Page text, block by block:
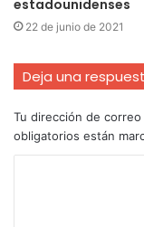
estadounidenses
22 de junio de 2021
Deja una
Tu dirección de
obligatorios están